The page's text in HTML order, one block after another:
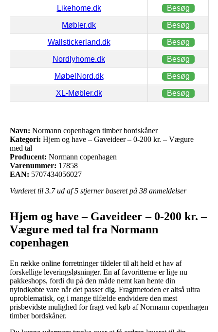
Likehome.dk Besøg
Møbler.dk Besøg
Wallstickerland.dk Besøg
Nordlyhome.dk Besøg
MøbelNord.dk Besøg
XL-Møbler.dk Besøg
Navn: Normann copenhagen timber bordskåner
Kategori: Hjem og have – Gaveideer – 0-200 kr. – Vægure
med tal
Producent: Normann copenhagen
Varenummer: 17858
EAN: 5707434056027
Vurderet til 3.7ud af 5 stjerner baseret på 38 anmeldelser
Hjem og have – Gaveideer – 0-200 kr. –
Vægure med tal fra Normann
copenhagen
En række online forretninger tildeler til alt held et hav af
forskellige leveringsløsninger. En af favoritterne er lige nu
pakkeshops, fordi du på den måde nemt kan hente din
nyindkøbte vare når det passer dig. Fragtmetoden er altså ultra
uproblematisk, og i mange tilfælde endvidere den mest
prisbevidste mulighed for fragt ved køb af Normann copenhagen
timber bordskåner.